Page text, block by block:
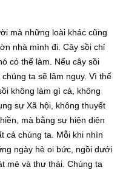
mà những loài khác cũng
nhà mình đi. Cây sồi chỉ
có thể làm. Nếu cây sồi
ta sẽ lâm nguy. Vì thế
không làm gì cả, không
sự Xã hội, không thuyết
mà bằng sự hiện diện
cả chúng ta. Mỗi khi nhìn
ngày hè oi bức, ngồi dưới
mẻ và thư thái. Chúng ta